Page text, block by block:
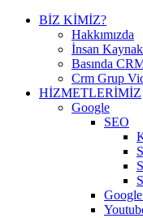
BİZ KİMİZ?
Hakkımızda
İnsan
Basında
Crm Grup
HİZMETLERİMİZ
Google
SEO